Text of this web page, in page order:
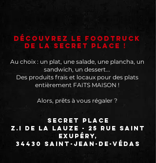
découvrez le foodtruck
de la secret place !
Au choix : un plat, une salade, une plancha, un
sandwich, un dessert...
Des produits frais et locaux pour des plats
entièrement FAITS MAISON !
Alors, prêts à vous régaler ?
secret place
z.i de la lauze - 25 rue saint
Exupéry,
34430 Saint-Jean-De-Védas